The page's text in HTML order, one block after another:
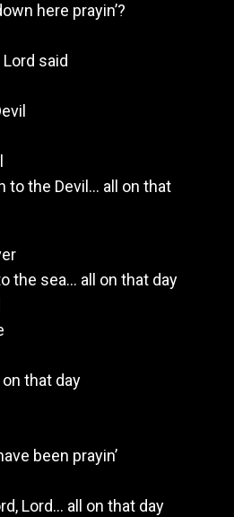
here prayin’?
said
to the Devil… all on that
the sea… all on that day
that day
been prayin’
Lord… all on that day